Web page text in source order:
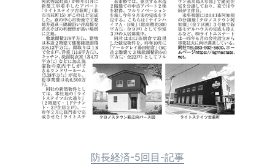
防長経済-5回目-記事